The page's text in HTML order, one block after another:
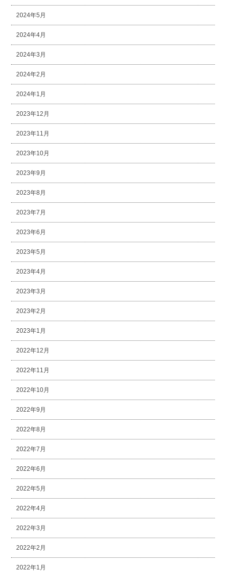
2024年5月
2024年4月
2024年3月
2024年2月
2024年1月
2023年12月
2023年11月
2023年10月
2023年9月
2023年8月
2023年7月
2023年6月
2023年5月
2023年4月
2023年3月
2023年2月
2023年1月
2022年12月
2022年11月
2022年10月
2022年9月
2022年8月
2022年7月
2022年6月
2022年5月
2022年4月
2022年3月
2022年2月
2022年1月